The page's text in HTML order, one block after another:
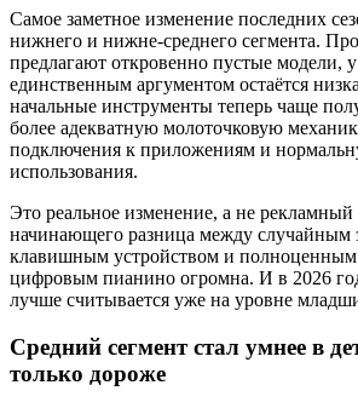
Самое заметное изменение последних
нижнего и нижне-среднего сегмента.
предлагают откровенно пустые модели,
единственным аргументом остаётся
начальные инструменты теперь чаще
более адекватную молоточковую
подключения к приложениям и
использования.
Это реальное изменение, а не
начинающего разница между случайным
клавишным устройством и полноценным
цифровым пианино огромна. И в 2026
лучше считывается уже на уровне
Средний сегмент стал умнее в
только дороже